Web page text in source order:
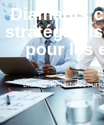
Diamants
stratégie
pour les
Diamants certifiés :